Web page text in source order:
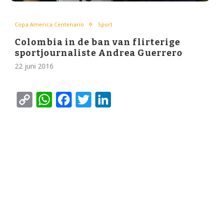
Copa America Centenario Sport
Colombia in de ban van flirterige
sportjournaliste Andrea Guerrero
22 juni 2016
CopyWhatsApp
Facebook
Twitter